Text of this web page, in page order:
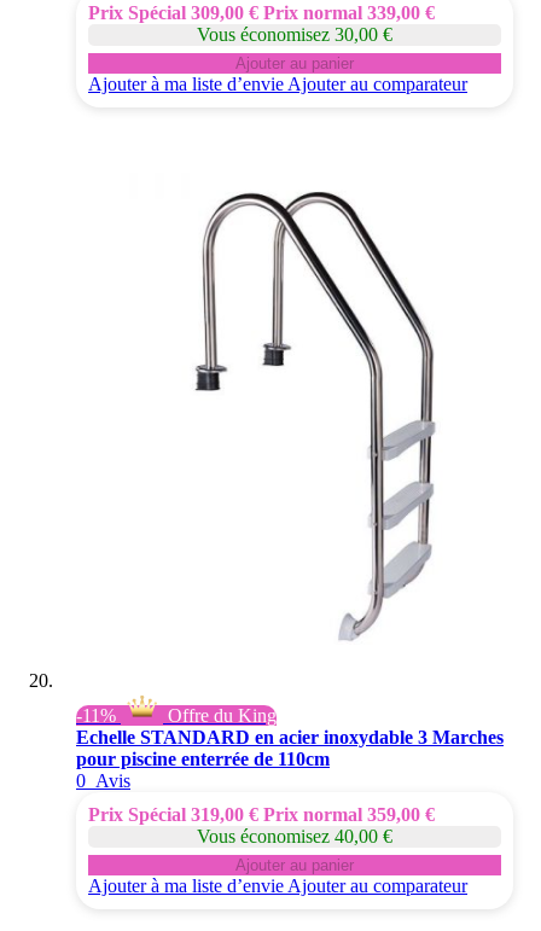
Prix Spécial 309,00 € Prix normal 339,00 €
Vous économisez 30,00 €
Ajouter au panier
Ajouter à ma liste d’envie Ajouter au comparateur
-11%
Offre du King
Echelle STANDARD en acier inoxydable 3 Marches
pour piscine enterrée de 110cm
0 Avis
Prix Spécial 319,00 € Prix normal 359,00 €
Vous économisez 40,00 €
Ajouter au panier
Ajouter à ma liste d’envie Ajouter au comparateur